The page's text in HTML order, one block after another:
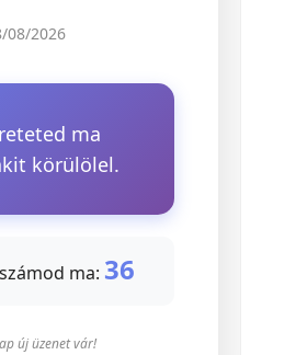
08/2026
ma
körülölel.
ma: 36
új üzenet vár!